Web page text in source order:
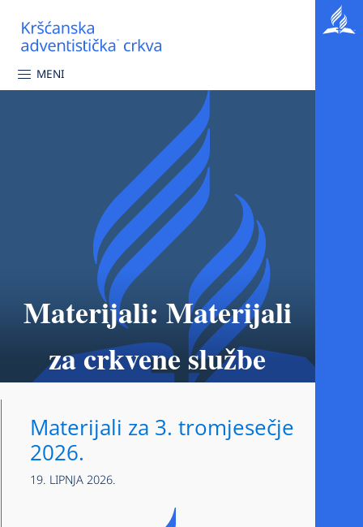
MENI
Materijali: Materijali
za crkvene službe
Materijali za 3. tromjesečje
2026.
19. LIPNJA 2026.